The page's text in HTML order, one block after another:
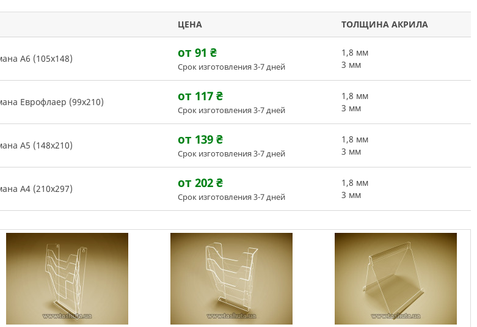
ЦЕНА ТОЛЩИНА АКРИЛА
А6 (105х148) от 91 ₴
Срок изготовления 3-7 дней
1,8 мм
3 мм
Еврофлаер (99х210) от 117₴
Срок изготовления 3-7 дней
1,8 мм
3 мм
А5 (148х210) от 139₴
Срок изготовления 3-7 дней
1,8 мм
3 мм
А4 (210х297) от 202₴
Срок изготовления 3-7 дней
1,8 мм
3 мм